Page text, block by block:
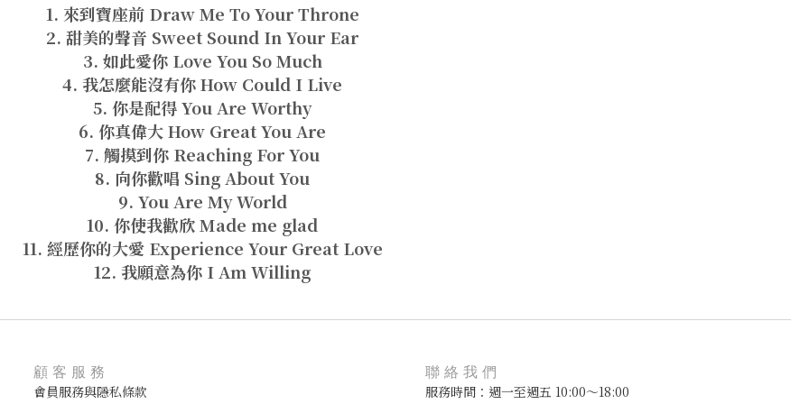
1. 來到寶座前 Draw Me To Your Throne
2. 甜美的聲音 Sweet Sound In Your Ear
3. 如此愛你 Love You So Much
4. 我怎麼能沒有你 How Could I Live
5. 你是配得 You Are Worthy
6. 你真偉大 How Great You Are
7. 觸摸到你 Reaching For You
8. 向你歡唱 Sing About You
9. You Are My World
10. 你使我歡欣 Made me glad
11. 經歷你的大愛 Experience Your Great Love
12. 我願意為你 I Am Willing
顧客服務
會員服務與隱私條款
聯絡我們
服務時間：週一至週五 10:00～18:00